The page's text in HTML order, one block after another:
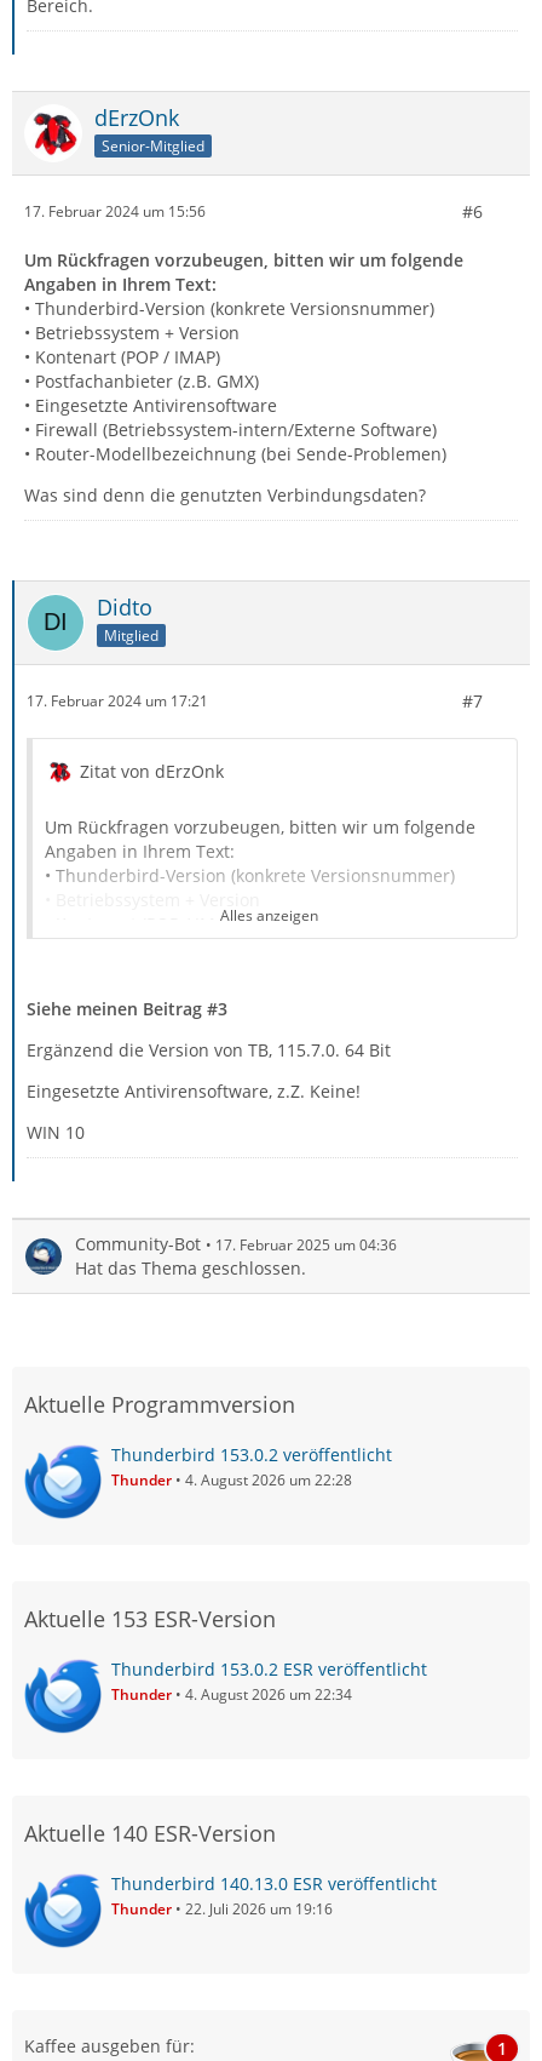
Bereich.
dErzOnk
Senior-Mitglied
17. Februar 2024 um 15:56 #6
Um Rückfragen vorzubeugen, bitten wir um folgende
Angaben in Ihrem Text:
• Thunderbird-Version (konkrete Versionsnummer)
• Betriebssystem + Version
• Kontenart (POP / IMAP)
• Postfachanbieter (z.B. GMX)
• Eingesetzte Antivirensoftware
• Firewall (Betriebssystem-intern/Externe Software)
• Router-Modellbezeichnung (bei Sende-Problemen)
Was sind denn die genutzten Verbindungsdaten?
Didto
Mitglied
17. Februar 2024 um 17:21 #7
Zitat von dErzOnk
Um Rückfragen vorzubeugen, bitten wir um folgende
Angaben in Ihrem Text:
• Thunderbird-Version (konkrete Versionsnummer)
• Kontenart (POP / IMAP)
• Router-Modellbezeichnung (bei Sende-Problemen)
Alles anzeigen
Siehe meinen Beitrag #3
Ergänzend die Version von TB, 115.7.0. 64 Bit
Eingesetzte Antivirensoftware, z.Z. Keine!
WIN 10
Community-Bot 17. Februar 2025 um 04:36
Hat das Thema geschlossen.
Aktuelle Programmversion
Thunderbird 153.0.2 veröffentlicht
Thunder 4. August 2026 um 22:28
Aktuelle 153 ESR-Version
Thunderbird 153.0.2 ESR veröffentlicht
Thunder 4. August 2026 um 22:34
Aktuelle 140 ESR-Version
Thunderbird 140.13.0 ESR veröffentlicht
Thunder 22. Juli 2026 um 19:16
Kaffee ausgeben für: 1